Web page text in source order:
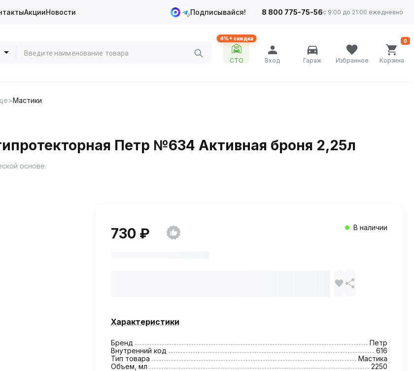
АкцииНовости Подписывайся! 8 800 775-75-56с 9:00 до 21:00 ежедневно
4%+ скидка
СТО Вход Гараж Избранное Корзина
0
Мастики
Петр №634 Активная броня 2,25л
основе.
730 ₽ В наличии
Характеристики
Бренд
Петр
Внутренний код
616
Тип товара
Мастика
Объем, мл
2250